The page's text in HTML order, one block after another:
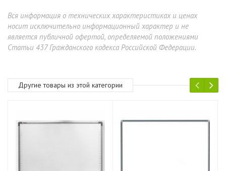
Вся информация о технических характеристиках и ценах
носит исключительно информационный характер и не
является публичной офертой, определяемой положениями
Статьи 437 Гражданского кодекса Российской Федерации.
Другие товары из этой категории